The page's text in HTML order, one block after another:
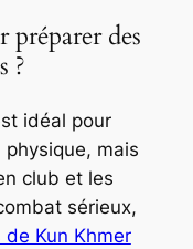
préparer des
?
idéal pour
mais
club et les
sérieux,
de Kun Khmer